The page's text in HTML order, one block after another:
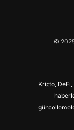
© 2025
Kripto,